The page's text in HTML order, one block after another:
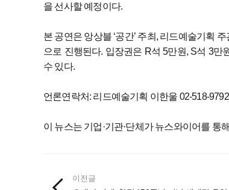
을 선사할 예정이다.
본 공연은 앙상블 ‘공간’ 주최, 리드예술기획
으로 진행된다. 입장권은 R석 5만원, S석 3
수 있다.
언론연락처: 리드예술기획 이한울 02-518-9792
이 뉴스는 기업·기관·단체가 뉴스와이어를 통
이전글